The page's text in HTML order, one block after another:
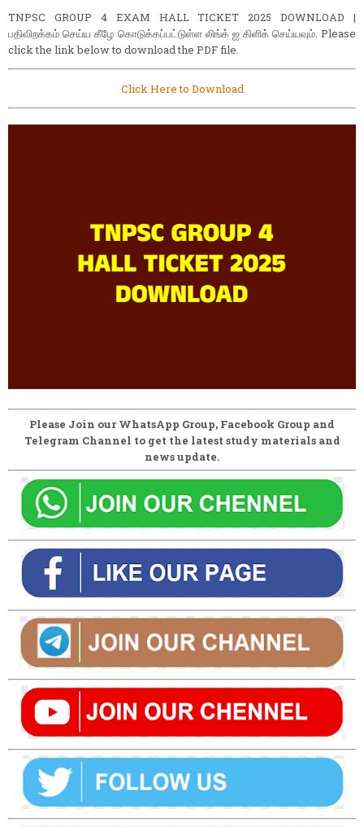
TNPSC GROUP 4 EXAM HALL TICKET 2025 DOWNLOAD |
பதிவிறக்கம் செய்ய கீழே கொடுக்கப்பட்டுள்ள லிங்க் ஐ கிளிக் செய்யவும். Please
click the link below to download the PDF file.
Click Here to Download
Please Join our WhatsApp Group, Facebook Group and
Telegram Channel to get the latest study materials and
news update.